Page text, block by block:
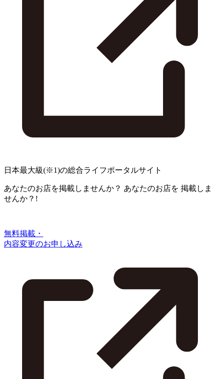
日本最大級(※1)の総合ライフポータルサイト
あなたのお店を掲載しませんか？ あなたのお店を 掲載しま
せんか？!
無料掲載・
内容変更のお申し込み